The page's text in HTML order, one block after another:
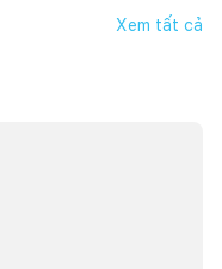
Xem tất cả